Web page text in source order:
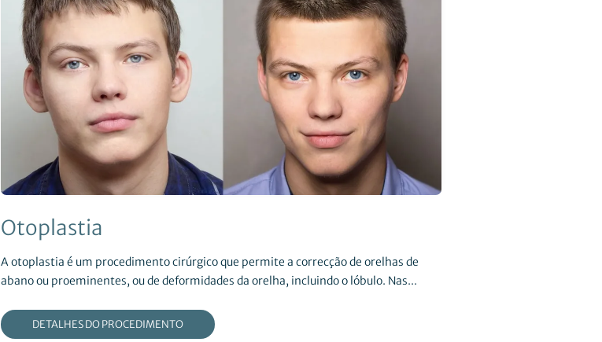
Otoplastia
A otoplastia é um procedimento cirúrgico que permite a correcção de orelhas de
abano ou proeminentes, ou de deformidades da orelha, incluindo o lóbulo. Nas...
DETALHES DO PROCEDIMENTO